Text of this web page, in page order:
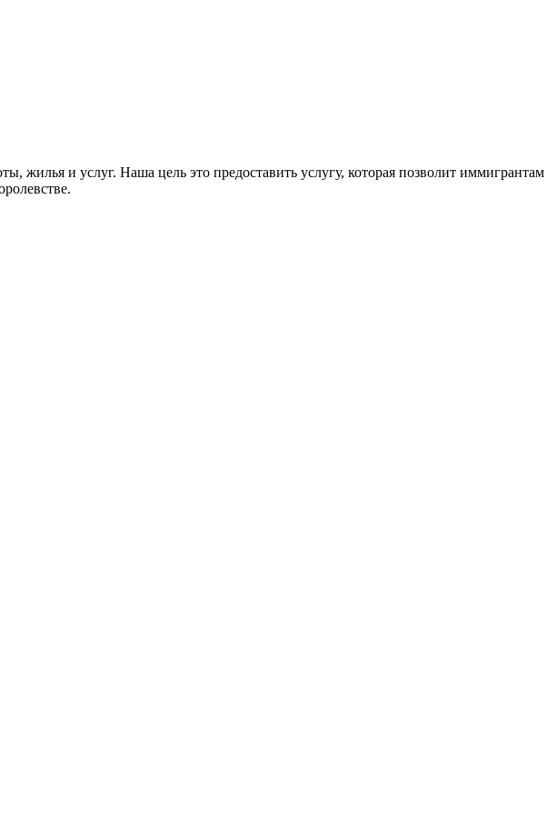
и услуг. Наша цель это предоставить услугу, которая позволит иммигрантам